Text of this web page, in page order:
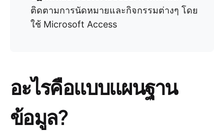
ติดตามการนัดหมายและกิจกรรมต่างๆ โดย
ใช้ Microsoft Access
อะไรคือแบบแผนฐาน
ข้อมูล?